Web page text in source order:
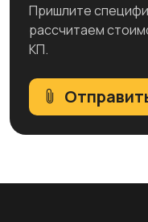
Пришлите
рассчитаем
КП.